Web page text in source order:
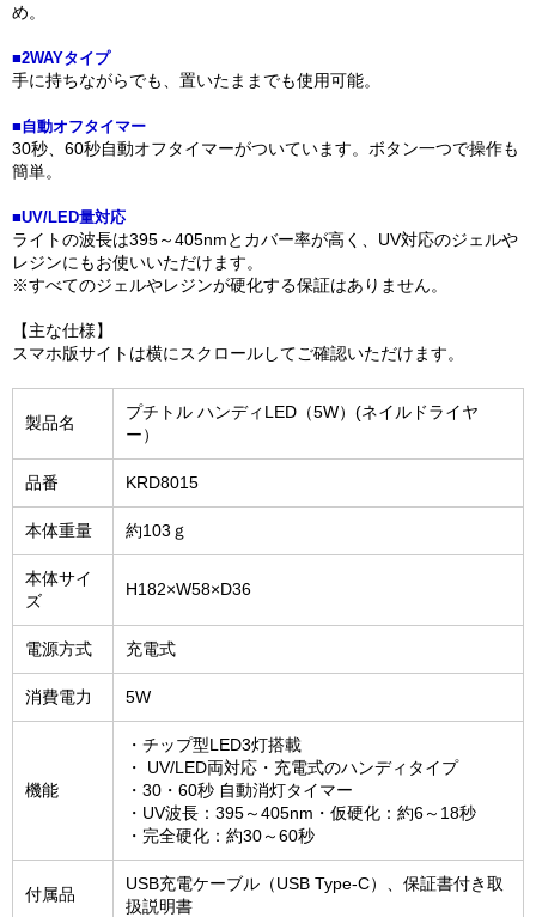
め。
■2WAYタイプ
手に持ちながらでも、置いたままでも使用可能。
■自動オフタイマー
30秒、60秒自動オフタイマーがついています。ボタン一つで操作も
簡単。
■UV/LED量対応
ライトの波長は395～405nmとカバー率が高く、UV対応のジェルや
レジンにもお使いいただけます。
※すべてのジェルやレジンが硬化する保証はありません。
【主な仕様】
スマホ版サイトは横にスクロールしてご確認いただけます。
製品名
プチトル ハンディLED（5W）(ネイルドライヤ
ー）
品番 KRD8015
本体重量 約103ｇ
本体サイ
ズ
H182×W58×D36
電源方式 充電式
消費電力 5W
機能
・チップ型LED3灯搭載
・ UV/LED両対応・充電式のハンディタイプ
・30・60秒 自動消灯タイマー
・UV波長：395～405nm・仮硬化：約6～18秒
・完全硬化：約30～60秒
付属品
USB充電ケーブル（USB Type-C）、保証書付き取
扱説明書